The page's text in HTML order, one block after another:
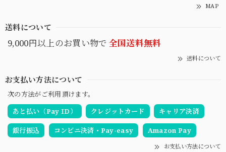
MAP
送料について
9,000円以上のお買い物で 全国送料無料
送料について
お支払い方法について
次の方法がご利用頂けます。
あと払い（Pay ID）
クレジットカード キャリア決済
銀行振込 コンビニ決済・Pay-easy Amazon Pay
お支払い方法について